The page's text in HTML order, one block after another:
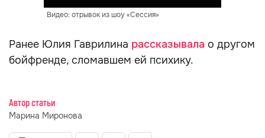
Видео: отрывок из шоу «Сессия»
Ранее Юлия Гаврилина рассказывала о другом
бойфренде, сломавшем ей психику.
Автор статьи
Марина Миронова